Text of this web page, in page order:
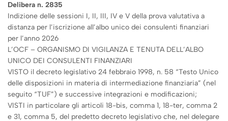
Delibera n. 2835
Indizione delle sessioni I, II, III, IV e V della prova valutativa a
distanza per l’iscrizione all’albo unico dei consulenti finanziari
per l’anno 2026
L’OCF – ORGANISMO DI VIGILANZA E TENUTA DELL’ALBO
UNICO DEI CONSULENTI FINANZIARI
VISTO il decreto legislativo 24 febbraio 1998, n. 58 “Testo Unico
delle disposizioni in materia di intermediazione finanziaria” (nel
seguito “TUF”) e successive integrazioni e modificazioni;
VISTI in particolare gli articoli 18-bis, comma 1, 18-ter, comma 2
e 31, comma 5, del predetto decreto legislativo che, nel delegare